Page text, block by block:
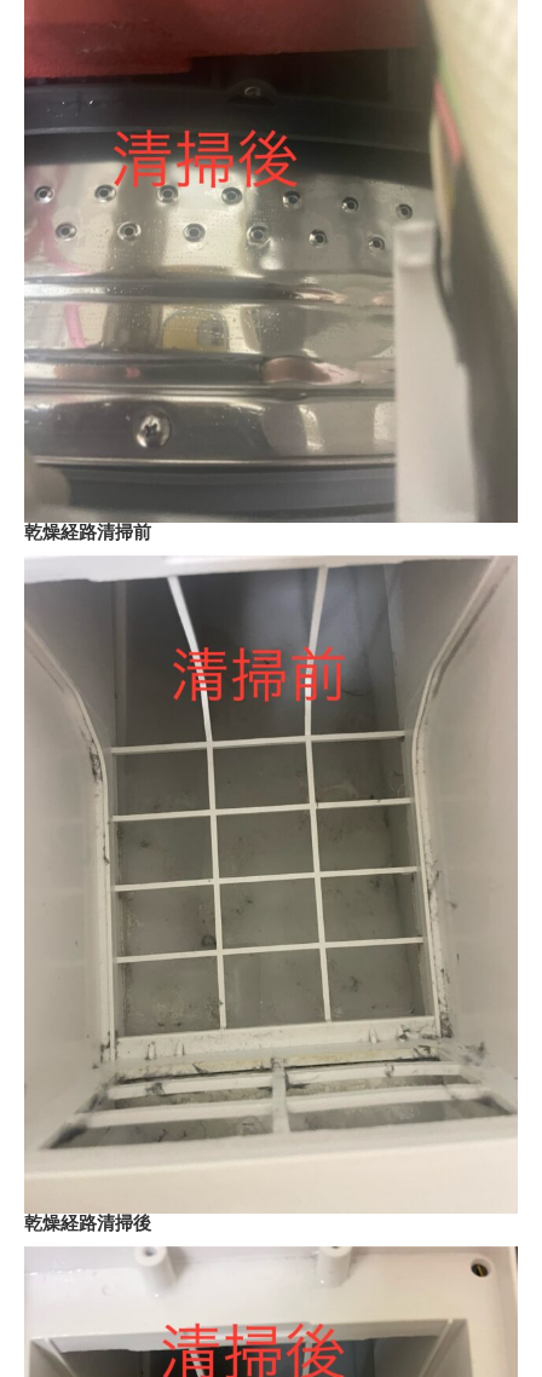
乾燥経路清掃前
乾燥経路清掃後